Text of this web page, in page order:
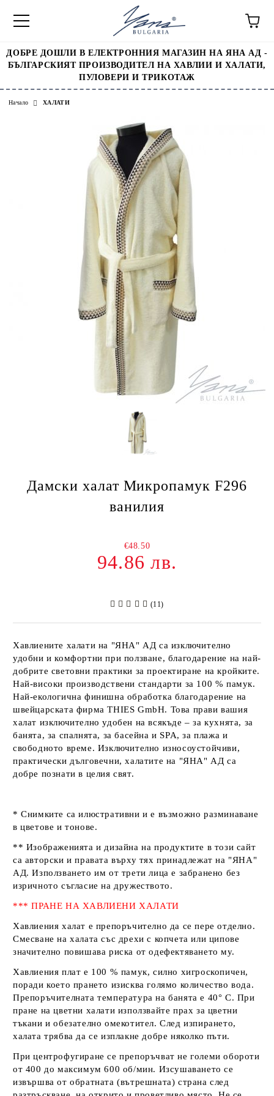
ДОБРЕ ДОШЛИ В ЕЛЕКТРОННИЯ МАГАЗИН НА ЯНА АД -
БЪЛГАРСКИЯТ ПРОИЗВОДИТЕЛ НА ХАВЛИИ И ХАЛАТИ,
ПУЛОВЕРИ И ТРИКОТАЖ
Начало ХАЛАТИ
Дамски халат Микропамук F296
ванилия
€48.50
94.86 лв.
(11)
Хавлиените халати на "ЯНА" АД са изключително
удобни и комфортни при ползване, благодарение на най-
добрите световни практики за проектиране на кройките.
Най-високи производствени стандарти за 100 % памук.
Най-екологична финишна обработка благодарение на
швейцарската фирмаTHIES GmbH. Това прави вашия
халат изключително удобен на всякъде – за кухнята, за
банята, за спалнята, за басейна и SPA, за плажа и
свободното време. Изключително износоустойчиви,
практически дълговечни, халатите на "ЯНА" АД са
добре познати в целия свят.
* Снимките са илюстративни и е възможно разминаване
в цветове и тонове.
** Изображенията и дизайна на продуктите в този сайт
са авторски и правата върху тях принадлежат на "ЯНА"
АД. Използването им от трети лица е забранено без
изричното съгласие на дружеството.
*** ПРАНЕ НА ХАВЛИЕНИ ХАЛАТИ
Хавлиения халат е препоръчително да се пере отделно.
Смесване на халата със дрехи с копчета или ципове
значително повишава риска от одефектяването му.
Хавлиения плат е 100 % памук, силно хигроскопичен,
поради което прането изисква голямо количество вода.
Препоръчителната температура на банята е 40° С. При
пране на цветни халати използвайте прах за цветни
тъкани и обезателно омекотител. След изпирането,
халата трябва да се изплакне добре няколко пъти.
При центрофугиране се препоръчват не големи обороти
от 400 до максимум 600 об/мин. Изсушаването се
извършва от обратната (вътрешната) страна след